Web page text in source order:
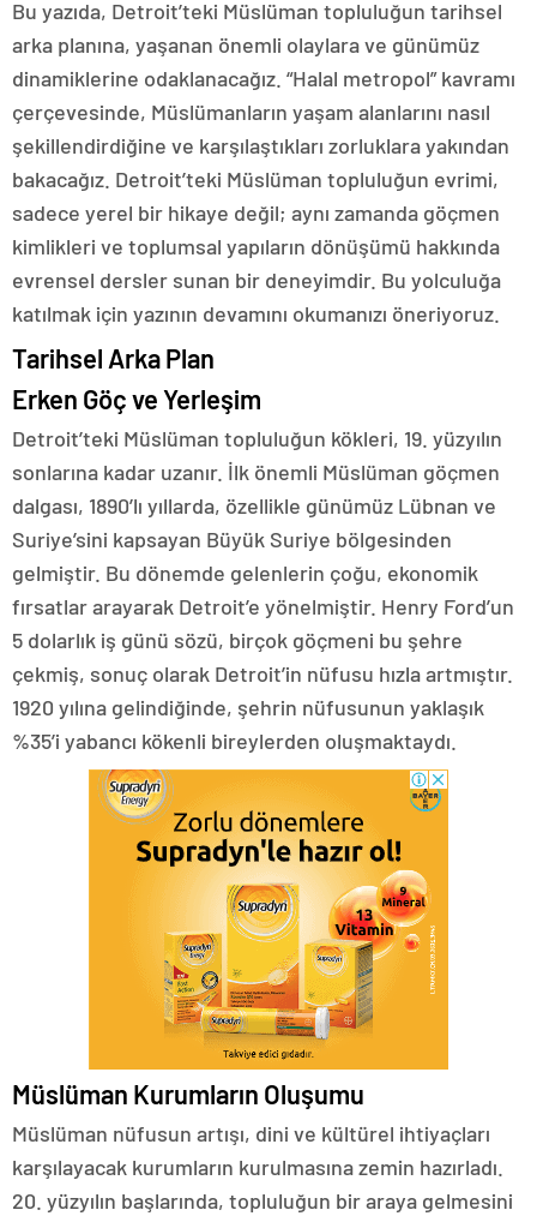
Bu yazıda, Detroit’teki Müslüman topluluğun tarihsel
arka planına, yaşanan önemli olaylara ve günümüz
dinamiklerine odaklanacağız. “Halal metropol” kavramı
çerçevesinde, Müslümanların yaşam alanlarını nasıl
şekillendirdiğine ve karşılaştıkları zorluklara yakından
bakacağız. Detroit’teki Müslüman topluluğun evrimi,
sadece yerel bir hikaye değil; aynı zamanda göçmen
kimlikleri ve toplumsal yapıların dönüşümü hakkında
evrensel dersler sunan bir deneyimdir. Bu yolculuğa
katılmak için yazının devamını okumanızı öneriyoruz.
Tarihsel Arka Plan
Erken Göç ve Yerleşim
Detroit’teki Müslüman topluluğun kökleri, 19. yüzyılın
sonlarına kadar uzanır. İlk önemli Müslüman göçmen
dalgası, 1890’lı yıllarda, özellikle günümüz Lübnan ve
Suriye’sini kapsayan Büyük Suriye bölgesinden
gelmiştir. Bu dönemde gelenlerin çoğu, ekonomik
fırsatlar arayarak Detroit’e yönelmiştir. Henry Ford’un
5 dolarlık iş günü sözü, birçok göçmeni bu şehre
çekmiş, sonuç olarak Detroit’in nüfusu hızla artmıştır.
1920 yılına gelindiğinde, şehrin nüfusunun yaklaşık
%35’i yabancı kökenli bireylerden oluşmaktaydı.
Müslüman Kurumların Oluşumu
Müslüman nüfusun artışı, dini ve kültürel ihtiyaçları
karşılayacak kurumların kurulmasına zemin hazırladı.
20. yüzyılın başlarında, topluluğun bir araya gelmesini